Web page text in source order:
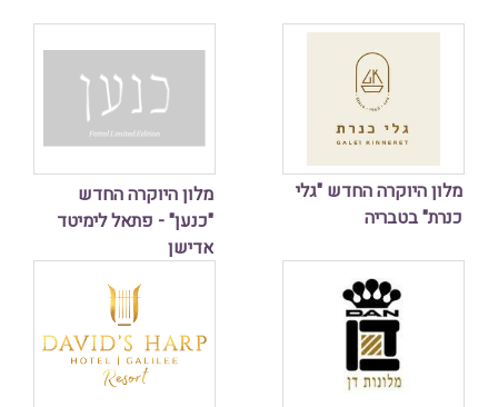
מלון היוקרה החדש
"כנען" - פתאל לימיטד
אדישן
מלון היוקרה החדש "גלי
כנרת" בטבריה